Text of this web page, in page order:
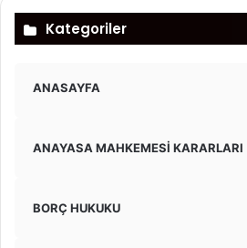
Kategoriler
ANASAYFA
ANAYASA MAHKEMESİ KARARLARI
BORÇ HUKUKU